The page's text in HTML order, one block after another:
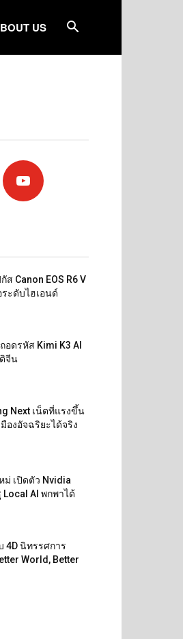
US
ส Canon EOS R6 V
ะดับไฮเอนด์
อดรหัส Kimi K3 AI
จีน
Next เน็ตที่แรงขึ้น
องอัจฉริยะได้จริง
ม่ เปิดตัว Nvidia
Local AI พกพาได้
4D นิทรรศการ
World, Better